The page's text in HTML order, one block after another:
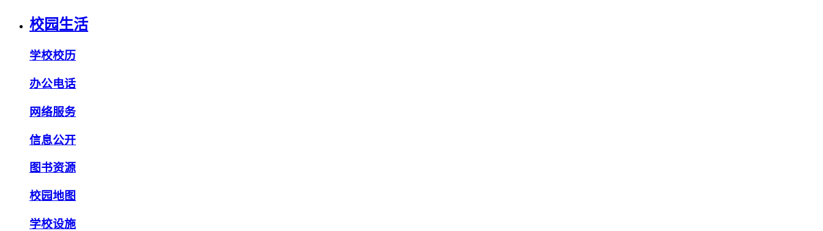
校园生活
学校校历
办公电话
网络服务
信息公开
图书资源
校园地图
学校设施